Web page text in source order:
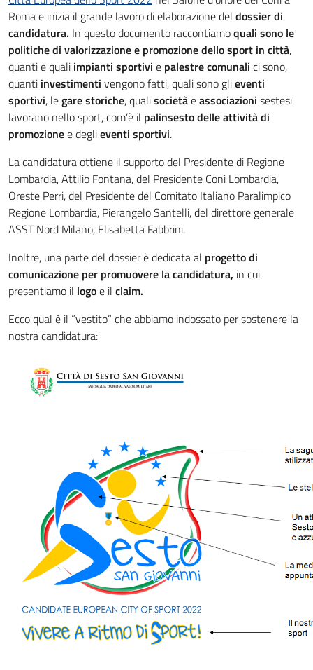
Roma e inizia il grande lavoro di elaborazione del dossier di
candidatura. In questo documento raccontiamoquali sono le
politiche di valorizzazione e promozione dello sport in città,
quanti e quali impianti sportivi e palestrecomunali ci sono,
quanti investimenti vengono fatti, quali sono glieventi
sportivi, legare storiche, qualisocietàeassociazioni sestesi
lavorano nello sport, com’è il palinsesto delle attività di
promozionee deglieventi sportivi.
La candidatura ottiene il supporto del Presidente di Regione
Lombardia, Attilio Fontana, del Presidente Coni Lombardia,
Oreste Perri, del Presidente del Comitato Italiano Paralimpico
Regione Lombardia, Pierangelo Santelli, del direttore generale
ASST Nord Milano, Elisabetta Fabbrini.
Inoltre, una parte del dossier è dedicata al progetto di
comunicazione per promuovere la candidatura, in cui
presentiamo il logoe il claim.
Ecco qual è il “vestito” che abbiamo indossato per sostenere la
nostra candidatura: